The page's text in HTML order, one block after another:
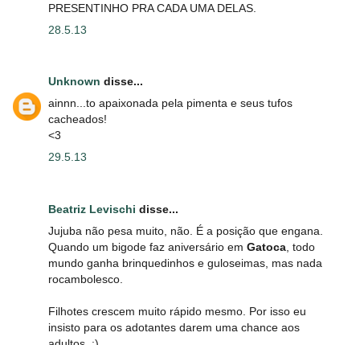
PRESENTINHO PRA CADA UMA DELAS.
28.5.13
Unknown disse...
ainnn...to apaixonada pela pimenta e seus tufos
cacheados!
<3
29.5.13
Beatriz Levischi disse...
Jujuba não pesa muito, não. É a posição que engana.
Quando um bigode faz aniversário em Gatoca , todo
mundo ganha brinquedinhos e guloseimas, mas nada
rocambolesco.
Filhotes crescem muito rápido mesmo. Por isso eu
insisto para os adotantes darem uma chance aos